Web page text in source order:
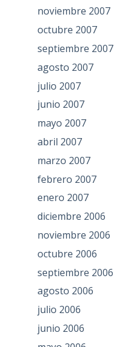
noviembre 2007
octubre 2007
septiembre 2007
agosto 2007
julio 2007
junio 2007
mayo 2007
abril 2007
marzo 2007
febrero 2007
enero 2007
diciembre 2006
noviembre 2006
octubre 2006
septiembre 2006
agosto 2006
julio 2006
junio 2006